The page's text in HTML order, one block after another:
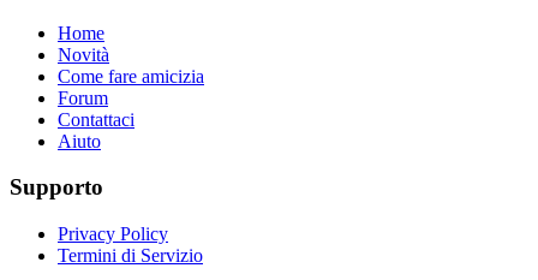
Home
Novità
Come fare amicizia
Forum
Contattaci
Aiuto
Supporto
Privacy Policy
Termini di Servizio